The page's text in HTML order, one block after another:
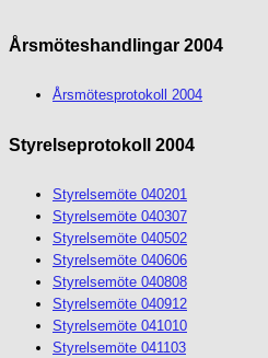
Årsmöteshandlingar 2004
Årsmötesprotokoll 2004
Styrelseprotokoll 2004
Styrelsemöte 040201
Styrelsemöte 040307
Styrelsemöte 040502
Styrelsemöte 040606
Styrelsemöte 040808
Styrelsemöte 040912
Styrelsemöte 041010
Styrelsemöte 041103